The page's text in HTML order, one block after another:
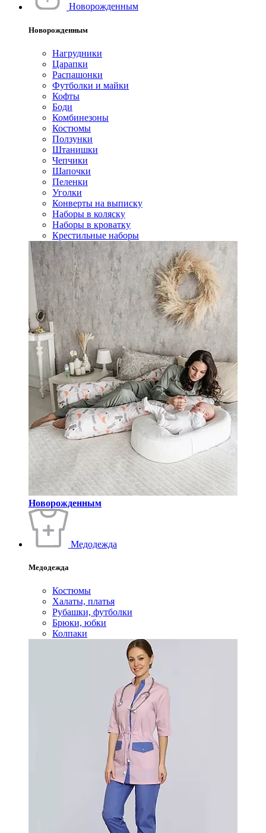
Новорожденным
Новорожденным
Нагрудники
Царапки
Распашонки
Футболки и майки
Кофты
Боди
Комбинезоны
Костюмы
Ползунки
Штанишки
Чепчики
Шапочки
Пеленки
Уголки
Конверты на выписку
Наборы в коляску
Наборы в кроватку
Крестильные наборы
Новорожденным
Медодежда
Медодежда
Костюмы
Халаты, платья
Рубашки, футболки
Брюки, юбки
Колпаки